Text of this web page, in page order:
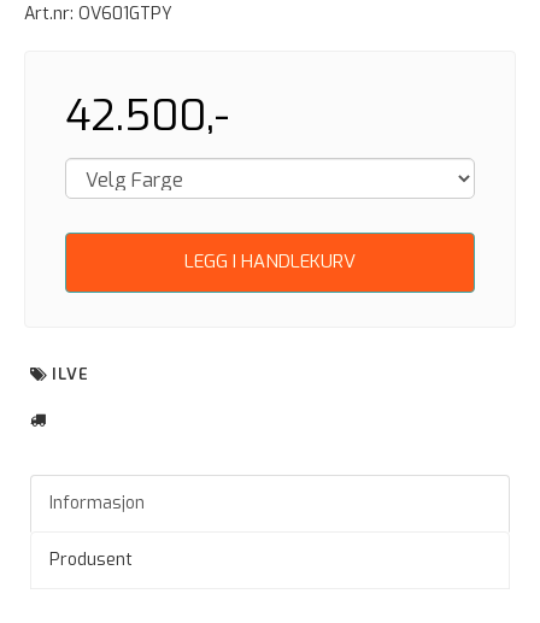
Art.nr: OV601GTPY
42.500,-
LEGG I HANDLEKURV
ILVE
Informasjon
Produsent